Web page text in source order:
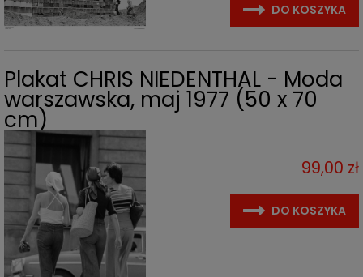
DO KOSZYKA
Plakat CHRIS NIEDENTHAL - Moda
warszawska, maj 1977 (50 x 70
cm)
99,00 zł
DO KOSZYKA